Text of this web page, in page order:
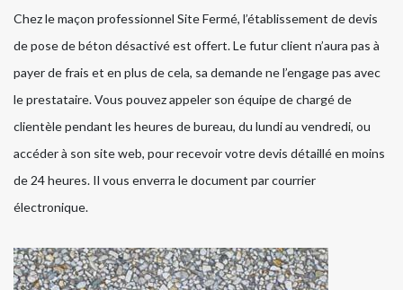
Chez le maçon professionnel Site Fermé, l’établissement de devis
de pose de béton désactivé est offert. Le futur client n’aura pas à
payer de frais et en plus de cela, sa demande ne l’engage pas avec
le prestataire. Vous pouvez appeler son équipe de chargé de
clientèle pendant les heures de bureau, du lundi au vendredi, ou
accéder à son site web, pour recevoir votre devis détaillé en moins
de 24 heures. Il vous enverra le document par courrier
électronique.